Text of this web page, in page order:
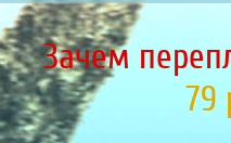
Зачем
79